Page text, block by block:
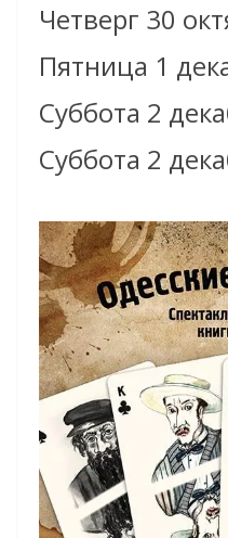
Четверг 30
Пятница 1
Суббота 2
Суббота 2